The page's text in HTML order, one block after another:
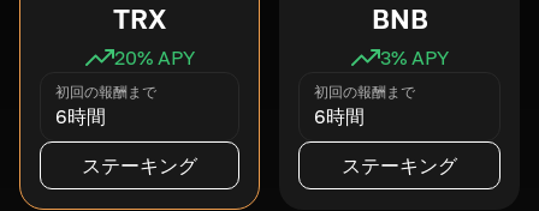
TRX
20% APY
初回の報酬まで
6時間
ステーキング
BNB
3% APY
初回の報酬まで
6時間
ステーキング